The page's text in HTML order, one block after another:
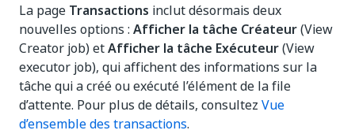
La page Transactions inclut désormais deux
nouvelles options : Afficher la tâche Créateur(View
Creator job) etAfficher la tâche Exécuteur(View
executor job), qui affichent des informations sur la
tâche qui a créé ou exécuté l’élément de la file
d’attente. Pour plus de détails, consultez Vue
d’ensemble des transactions.